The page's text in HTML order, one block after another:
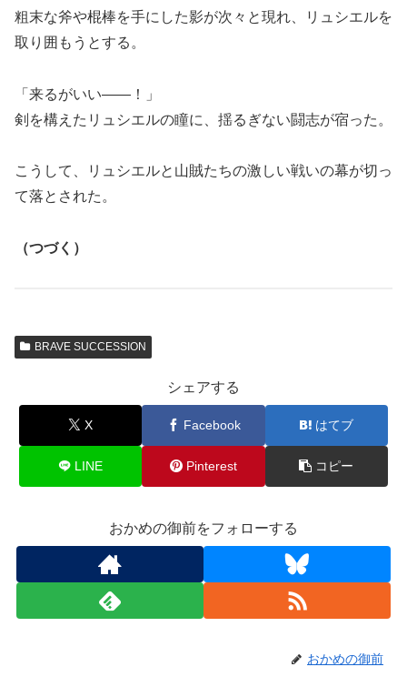
粗末な斧や棍棒を手にした影が次々と現れ、リュシエルを
取り囲もうとする。
「来るがいい――！」
剣を構えたリュシエルの瞳に、揺るぎない闘志が宿った。
こうして、リュシエルと山賊たちの激しい戦いの幕が切っ
て落とされた。
（つづく）
BRAVE SUCCESSION
シェアする
X Facebook はてブ
LINE Pinterest コピー
おかめの御前をフォローする
おかめの御前